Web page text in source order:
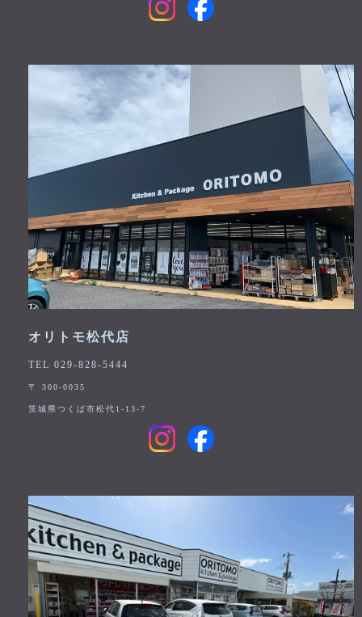
オリトモ松代店
TEL 029-828-5444
〒 300-0035
茨城県つくば市松代1-13-7